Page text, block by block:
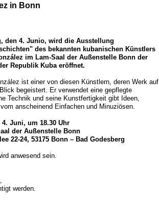
in Bonn
den 4. Junio, wird die Ausstellung
des bekannten kubanischen Künstlers
im Lam-Saal der Außenstelle Bonn der
Republik Kuba eröffnet.
ist einer von diesen Künstlern, deren Werk auf
begeistert. Er verwendet eine gepflegte
Technik und seine Kunstfertigkeit gibt Ideen,
anscheinend Einfachen und Minuziösen.
Juni, um 18.30 Uhr
der Außenstelle Bonn
22-24, 53175 Bonn – Bad Godesberg
anwesend sein.
werden.